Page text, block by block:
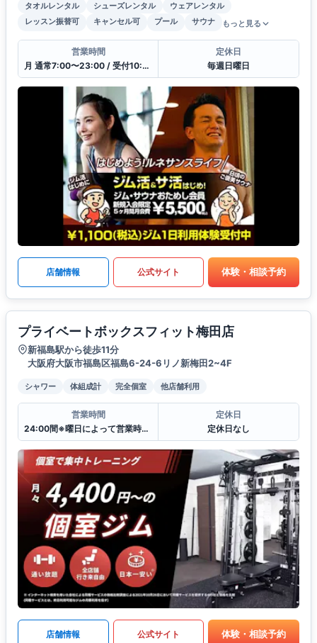
タオルレンタル シューズレンタル
ウェアレンタル
レッスン振替可
キャンセル可 プール サウナ もっと見る
営業時間
月 通常7:00〜23:00 / 受付10:00〜21:00
定休日
毎週日曜日
店舗情報 公式サイト 体験・相談予約
プライベートボックスフィット梅田店
新福島駅から徒歩11分
大阪府大阪市福島区福島6-24-6リノ新梅田2~4F
シャワー 体組成計 完全個室 他店舗利用
営業時間
24:00間※曜日によって営業時間が異なる場合がございます.
定休日
定休日なし
店舗情報 公式サイト 体験・相談予約